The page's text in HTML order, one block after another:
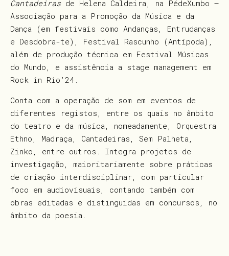
Cantadeirasde Helena Caldeira, na PédeXumbo –
Associação para a Promoção da Música e da
Dança (em festivais como Andanças, Entrudanças
e Desdobra-te), Festival Rascunho (Antípoda),
além de produção técnica em Festival Músicas
do Mundo, e assistência a stage management em
Rock in Rio’24.
Conta com a operação de som em eventos de
diferentes registos, entre os quais no âmbito
do teatro e da música, nomeadamente, Orquestra
Ethno, Madraça, Cantadeiras, Sem Palheta,
Zinko, entre outros. Integra projetos de
investigação, maioritariamente sobre práticas
de criação interdisciplinar, com particular
foco em audiovisuais, contando também com
obras editadas e distinguidas em concursos, no
âmbito da poesia.